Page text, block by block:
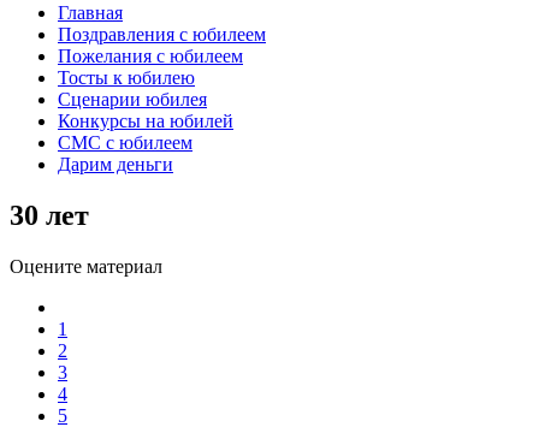
Главная
Поздравления с юбилеем
Пожелания с юбилеем
Тосты к юбилею
Сценарии юбилея
Конкурсы на юбилей
СМС с юбилеем
Дарим деньги
30 лет
Оцените материал
1
2
3
4
5